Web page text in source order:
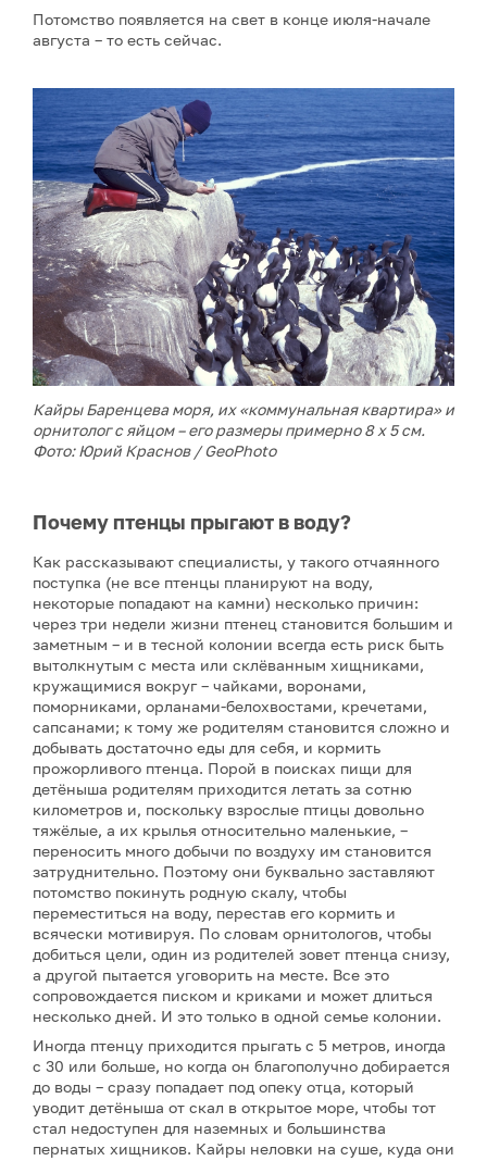
Потомство появляется на свет в конце июля-начале
августа – то есть сейчас.
Кайры Баренцева моря, их «коммунальная квартира» и
орнитолог с яйцом – его размеры примерно 8 х 5 см.
Фото: Юрий Краснов / GeoPhoto
Почему птенцы прыгают в воду?
Как рассказывают специалисты, у такого отчаянного
поступка (не все птенцы планируют на воду,
некоторые попадают на камни) несколько причин:
через три недели жизни птенец становится большим и
заметным – и в тесной колонии всегда есть риск быть
вытолкнутым с места или склёванным хищниками,
кружащимися вокруг – чайками, воронами,
поморниками, орланами-белохвостами, кречетами,
сапсанами; к тому же родителям становится сложно и
добывать достаточно еды для себя, и кормить
прожорливого птенца. Порой в поисках пищи для
детёныша родителям приходится летать за сотню
километров и, поскольку взрослые птицы довольно
тяжёлые, а их крылья относительно маленькие, –
переносить много добычи по воздуху им становится
затруднительно. Поэтому они буквально заставляют
потомство покинуть родную скалу, чтобы
переместиться на воду, перестав его кормить и
всячески мотивируя. По словам орнитологов, чтобы
добиться цели, один из родителей зовет птенца снизу,
а другой пытается уговорить на месте. Все это
сопровождается писком и криками и может длиться
несколько дней. И это только в одной семье колонии.
Иногда птенцу приходится прыгать с 5 метров, иногда
с 30 или больше, но когда он благополучно добирается
до воды – сразу попадает под опеку отца, который
уводит детёныша от скал в открытое море, чтобы тот
стал недоступен для наземных и большинства
пернатых хищников. Кайры неловки на суше, куда они